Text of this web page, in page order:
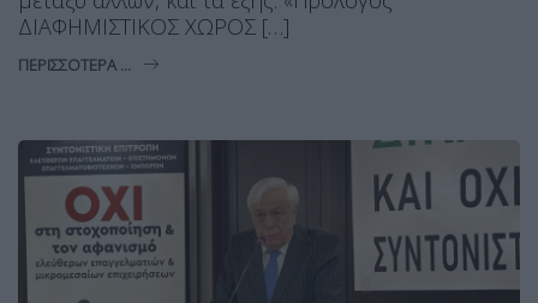
ΔΙΑΦΗΜΙΣΤΙΚΟΣ ΧΩΡΟΣ […]
ΠΕΡΙΣΣΌΤΕΡΑ ...